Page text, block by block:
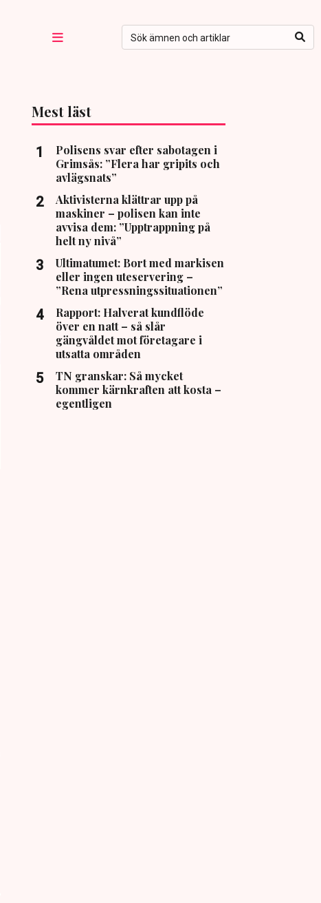
Mest läst
Polisens svar efter sabotagen i
Grimsås: ”Flera har gripits och
avlägsnats”
Aktivisterna klättrar upp på
maskiner – polisen kan inte
avvisa dem: ”Upptrappning på
helt ny nivå”
Ultimatumet: Bort med markisen
eller ingen uteservering –
”Rena utpressningssituationen”
Rapport: Halverat kundflöde
över en natt – så slår
gängvåldet mot företagare i
utsatta områden
TN granskar: Så mycket
kommer kärnkraften att kosta –
egentligen